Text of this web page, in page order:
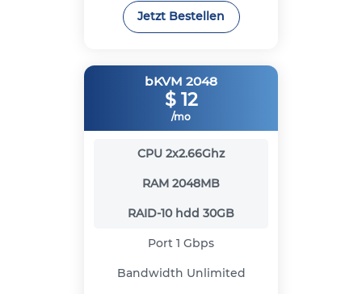
Jetzt Bestellen
bKVM 2048
$ 12
/mo
CPU 2x2.66Ghz
RAM 2048MB
RAID-10 hdd 30GB
Port 1 Gbps
Bandwidth Unlimited